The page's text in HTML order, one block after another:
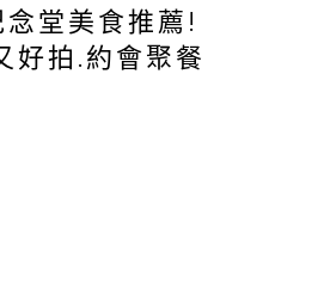
堂美食推薦!
好拍.約會聚餐